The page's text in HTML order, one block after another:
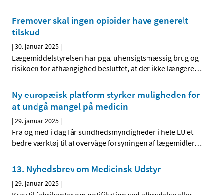
Fremover skal ingen opioider have generelt
tilskud
|30. januar 2025 |
Lægemiddelstyrelsen har pga. uhensigtsmæssig brug og
risikoen for afhængighed besluttet, at der ikke længere…
Ny europæisk platform styrker muligheden for
at undgå mangel på medicin
|29. januar 2025 |
Fra og med i dag får sundhedsmyndigheder i hele EU et
bedre værktøj til at overvåge forsyningen af lægemidler…
13. Nyhedsbrev om Medicinsk Udstyr
|29. januar 2025 |